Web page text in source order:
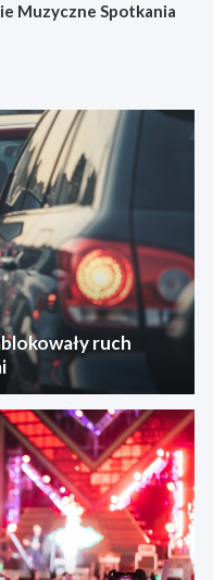
Muzyczne Spotkania
ruch